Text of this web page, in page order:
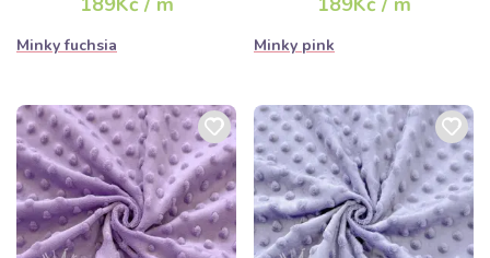
Minky fuchsia Minky pink